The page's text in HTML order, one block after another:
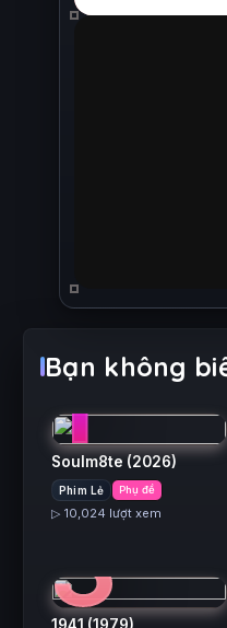
Bạn không
1
Soulm8te (2026)
Phim Lẻ Phụ đề
▷ 10,024 lượt xem
3